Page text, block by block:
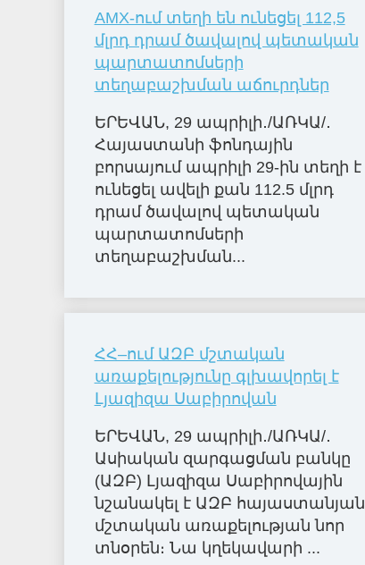
AMX-ում տեղի են ունեցել 112,5
մլրդ դրամ ծավալով պետական
պարտատոմսերի
տեղաբաշխման աճուրդներ
ԵՐԵՎԱՆ, 29 ապրիլի․/ԱՌԿԱ/․
Հայաստանի ֆոնդային
բորսայում ապրիլի 29-ին տեղի է
ունեցել ավելի քան 112.5 մլրդ
դրամ ծավալով պետական
պարտատոմսերի
տեղաբաշխման...
ՀՀ–ում ԱԶԲ մշտական
առաքելությունը գլխավորել է
Լյազիզա Սաբիրովան
ԵՐԵՎԱՆ, 29 ապրիլի․/ԱՌԿԱ/․
Ասիական զարգացման բանկը
(ԱԶԲ) Լյազիզա Սաբիրովային
նշանակել է ԱԶԲ հայաստանյան
մշտական առաքելության նոր
տնօրեն։ Նա կղեկավարի ...